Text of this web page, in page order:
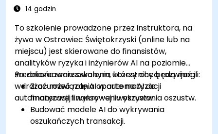
14 godzin
To szkolenie prowadzone przez instruktora, na
żywo w Ostrowiec Świętokrzyski (online lub na
miejscu) jest skierowane do finansistów,
analityków ryzyka i inżynierów AI na poziomie
średniozaawansowanym, którzy chcą rozwijać i
wdrażać rozwiązania oparte na AI do
automatyzacji finansowej i wykrywania oszustw.
Po zakończeniu szkolenia uczestnicy będą mogli:
Zrozumieć rolę AI w automatyzacji
finansowej i wykrywaniu oszustw.
Budować modele AI do wykrywania
oszukańczych transakcji.